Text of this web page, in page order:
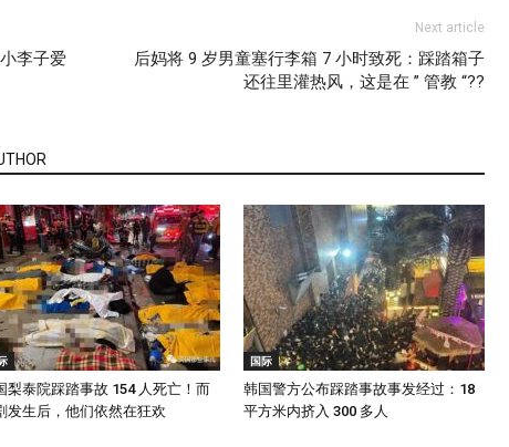
李子爱
Next article
后妈将 9 岁男童塞行李箱 7 小时致死：踩踏箱子
还往里灌热风，这是在 ” 管教 “??
梨泰院踩踏事故 154 人死亡！而
发生后，他们依然在狂欢
国际
韩国警方公布踩踏事故事发经过：18
平方米内挤入 300 多人